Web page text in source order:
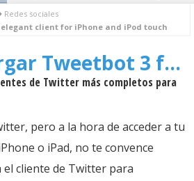
Redes sociales
client for iPhone and iPod touch
Descargar Tweetbot 3 for Twitter. An elegant client for iPhone and iPod touch
de Twitter más completos para
pero a la hora de acceder a tu
o iPad, no te convence
cliente de Twitter para